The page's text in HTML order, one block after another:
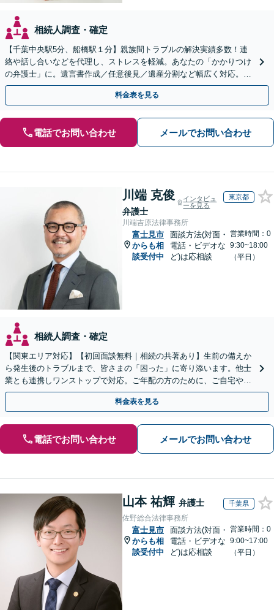
相続人調査・確定
【千葉中央駅5分、船橋駅１分】親族間トラブルの解決実績多数！連
絡や話し合いなどを代理し、ストレスを軽減。あなたの「かかりつけ
の弁護士」に。遺言書作成／任意後見／遺産分割など幅広く対応。お
気軽にご相談ください！【初回来所相談30分無料】
料金表を見る
電話でお問い合わせ メールでお問い合わせ
川端 克俊
弁護士
インタビュ
ーを見る
東京都
川端吉原法律事務所
富士見市
からも相
談受付中
面談方法(対面・
電話・ビデオな
ど)は応相談
営業時間：0
9:30~18:00
（平日）
相続人調査・確定
【関東エリア対応】【初回面談無料｜相続の共著あり】生前の備えか
ら発生後のトラブルまで、皆さまの「困った」に寄り添います。他士
業とも連携しワンストップで対応。ご年配の方のために、ご自宅やご
近所への出張相談も実施【秘密厳守｜休日・夜間相談可】
料金表を見る
電話でお問い合わせ メールでお問い合わせ
山本 祐輝 弁護士 千葉県
佐野総合法律事務所
富士見市
からも相
談受付中
面談方法(対面・
電話・ビデオな
ど)は応相談
営業時間：0
9:00~17:00
（平日）